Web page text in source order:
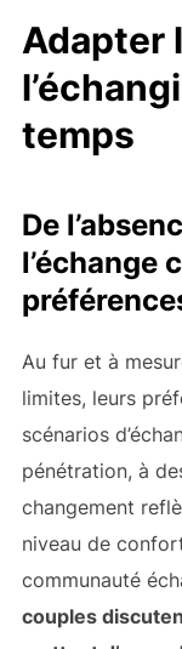
Adapter
temps
De
l’échange
Au fur et à
limites, leurs
scénarios
pénétration, à
changement
niveau de
communauté
couples